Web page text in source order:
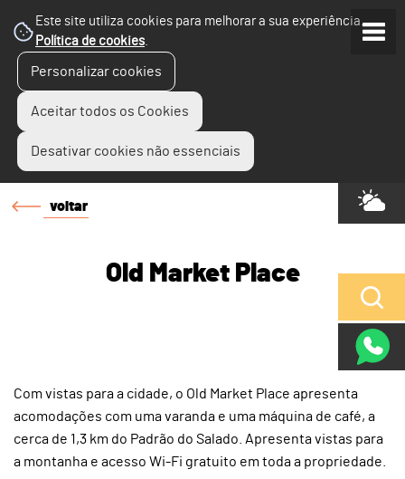
Este site utiliza cookies para melhorar a sua experiência.
Política de cookies.
Personalizar cookies
Aceitar todos os Cookies
Desativar cookies não essenciais
voltar
Old Market Place
Com vistas para a cidade, o Old Market Place apresenta
acomodações com uma varanda e uma máquina de café, a
cerca de 1,3 km do Padrão do Salado. Apresenta vistas para
a montanha e acesso Wi-Fi gratuito em toda a propriedade.